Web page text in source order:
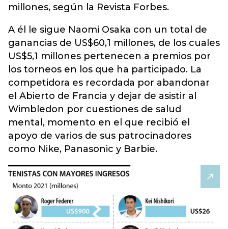
millones, según la Revista Forbes.
A él le sigue Naomi Osaka con un total de
ganancias de US$60,1 millones, de los cuales
US$5,1 millones pertenecen a premios por
los torneos en los que ha participado. La
competidora es recordada por abandonar
el Abierto de Francia y dejar de asistir al
Wimbledon por cuestiones de salud
mental, momento en el que recibió el
apoyo de varios de sus patrocinadores
como Nike, Panasonic y Barbie.